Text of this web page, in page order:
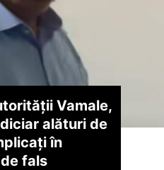
Vamale,
alături de
în
fals